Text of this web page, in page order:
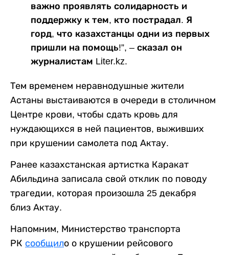
важно проявлять солидарность и
поддержку к тем, кто пострадал. Я
горд, что казахстанцы одни из первых
пришли на помощь!”, – сказал он
журналистам Liter.kz.
Тем временем неравнодушные жители
Астаны выстаиваются в очереди в столичном
Центре крови, чтобы сдать кровь для
нуждающихся в ней пациентов, выживших
при крушении самолета под Актау.
Ранее казахстанская артистка Каракат
Абильдина записала свой отклик по поводу
трагедии, которая произошла 25 декабря
близ Актау.
Напомним, Министерство транспорта
РК сообщило о крушении рейсового